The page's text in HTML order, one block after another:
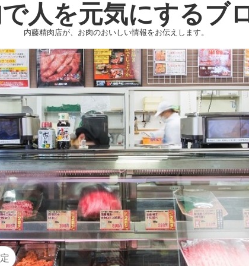
人を元気にするブ
内藤精肉店が、お肉のおいしい情報をお伝えします。